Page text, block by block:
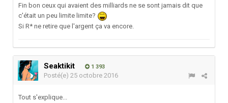
Fin bon ceux qui avaient des milliards ne se sont jamais dit que
c'était un peu limite limite?
Si R* ne retire que l'argent ça va encore.
Seaktikit 1 393
Posté(e) 25 octobre 2016
Tout s'explique...